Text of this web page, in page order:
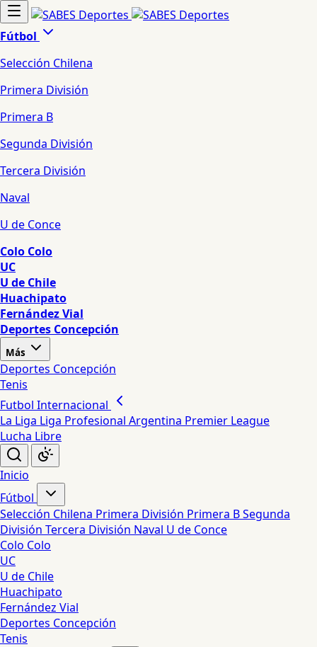
Fútbol
Selección Chilena
Primera División
Primera B
Segunda División
Tercera División
Naval
U de Conce
Colo Colo
UC
U de Chile
Huachipato
Fernández Vial
Deportes Concepción
Más
Deportes Concepción
Tenis
Futbol Internacional
La Liga Liga Profesional Argentina Premier League
Lucha Libre
Inicio
Fútbol
Selección Chilena Primera División Primera BSegunda
División Tercera División Naval U de Conce
Colo Colo
UC
U de Chile
Huachipato
Fernández Vial
Deportes Concepción
Tenis